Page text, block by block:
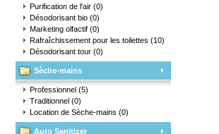
Purification de l'air (0)
Désodorisant bio (0)
Marketing olfactif (0)
Rafraîchissement pour les toilettes (10)
Désodorisant tour (0)
Sèche-mains
Professionnel (5)
Traditionnel (0)
Location de Sèche-mains (0)
Auto Sanitizer